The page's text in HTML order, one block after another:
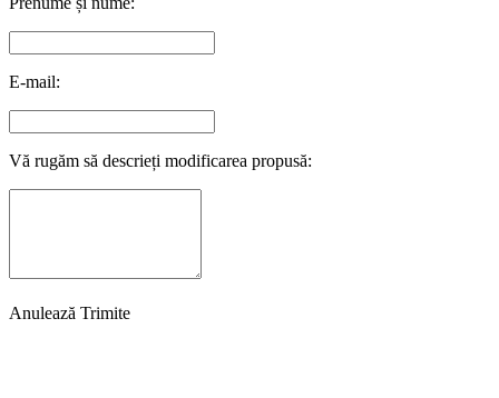
E-mail:
Vă rugăm să descrieți modificarea propusă:
Anulează Trimite